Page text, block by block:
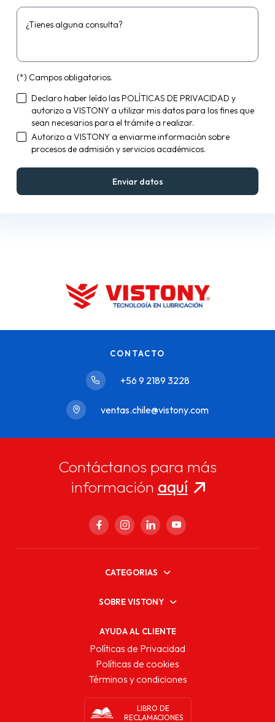
¿Tienes alguna consulta?
(*) Campos obligatorios.
Declaro haber leído lasPOLÍTICAS DE PRIVACIDAD y
autorizo a VISTONY a utilizar mis datos para los fines que
sean necesarios para el trámite a realizar.
Autorizo a VISTONY a enviarme información sobre
procesos de admisión y servicios académicos.
CONTACTO
+56 9 2189 3228
ventas.chile@vistony.com
Contáctanos para más
información aquí
CATEGORIAS
SOBRE VISTONY
AYUDA AL CLIENTE
Políticas de Privacidad
Políticas de cookies
Términos y condiciones
LIBRO DE
RECLAMACIONES